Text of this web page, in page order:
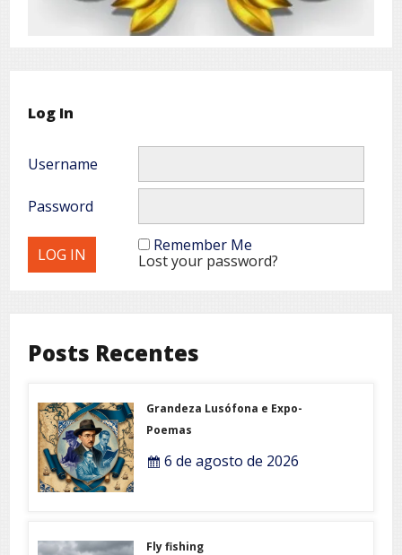
Log In
Username
Password
Remember Me
Lost your password?
Posts Recentes
Grandeza Lusófona e Expo-
Poemas
6 de agosto de 2026
Fly fishing